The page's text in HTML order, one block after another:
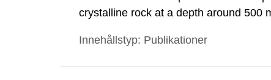
crystalline rock at a depth around 500
as well as the long-lived wastes from
Innehållstyp: Publikationer